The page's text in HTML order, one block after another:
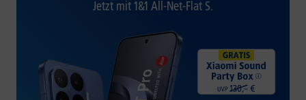
Jetzt mit 1&1 All-Net-Flat S.